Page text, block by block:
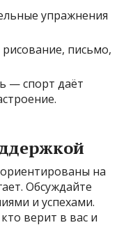
упражнения
письмо,
— спорт даёт
на
Обсуждайте
и успехами.
верит в вас и